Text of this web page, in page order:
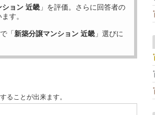
ション 近畿 」を評価。さらに回答者の
す。
「新築分譲マンション 近畿 」選びに
ることが出来ます。